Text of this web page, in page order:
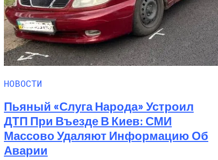
Семейное Наследие: Кейт Хадсон
Хранит Свои Наряды Для Дочери Рани
НОВОСТИ
Пьяный «слуга Народа» Устроил
ДТП При Въезде В Киев: СМИ
Массово Удаляют Информацию Об
Аварии